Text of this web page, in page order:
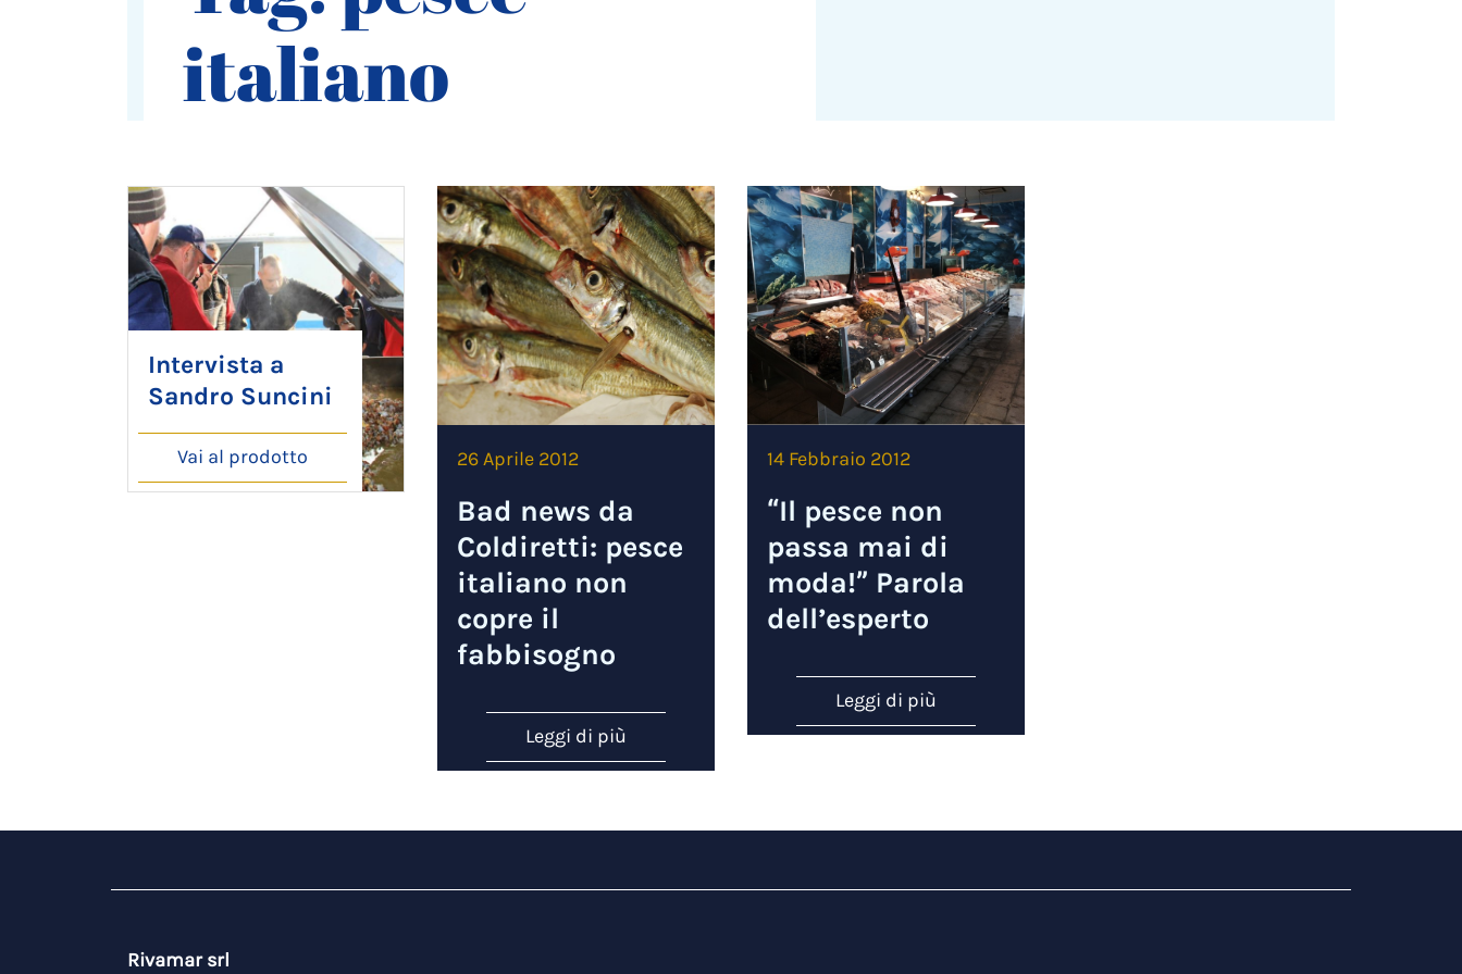
italiano
Intervista a
Sandro Suncini
Vai al prodotto 26 Aprile 2012
Bad news da
Coldiretti: pesce
italiano non
copre il
fabbisogno
Leggi di più
14 Febbraio 2012
“Il pesce non
passa mai di
moda!” Parola
dell’esperto
Leggi di più
Rivamar srl